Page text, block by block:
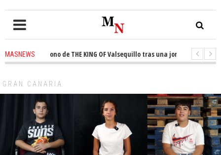
MASNEWS
el trono de THE KING OF Valsequillo tras una jornada de baloncesto
GRAN CANARIA